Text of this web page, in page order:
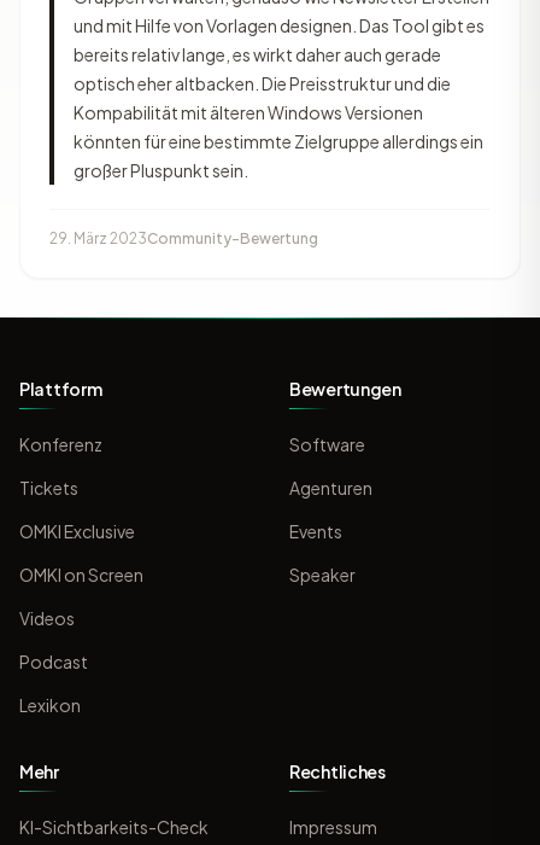
und mit Hilfe von Vorlagen designen. Das Tool gibt es
bereits relativ lange, es wirkt daher auch gerade
optisch eher altbacken. Die Preisstruktur und die
Kompabilität mit älteren Windows Versionen
könnten für eine bestimmte Zielgruppe allerdings ein
großer Pluspunkt sein.
29. März 2023Community-Bewertung
Plattform
Konferenz
Tickets
OMKI Exclusive
OMKI on Screen
Videos
Podcast
Lexikon
Bewertungen
Software
Agenturen
Events
Speaker
Mehr
KI-Sichtbarkeits-Check
Rechtliches
Impressum